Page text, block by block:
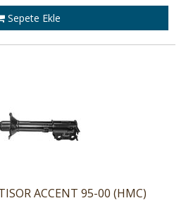
Sepete Ekle
ACCENT 95-00 (HMC)